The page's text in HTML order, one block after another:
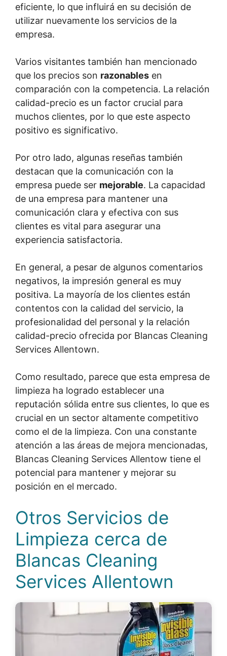
eficiente, lo que influirá en su decisión de
utilizar nuevamente los servicios de la
empresa.
Varios visitantes también han mencionado
que los precios son razonables en
comparación con la competencia. La relación
calidad-precio es un factor crucial para
muchos clientes, por lo que este aspecto
positivo es significativo.
Por otro lado, algunas reseñas también
destacan que la comunicación con la
empresa puede ser mejorable. La capacidad
de una empresa para mantener una
comunicación clara y efectiva con sus
clientes es vital para asegurar una
experiencia satisfactoria.
En general, a pesar de algunos comentarios
negativos, la impresión general es muy
positiva. La mayoría de los clientes están
contentos con la calidad del servicio, la
profesionalidad del personal y la relación
calidad-precio ofrecida por Blancas Cleaning
Services Allentown.
Como resultado, parece que esta empresa de
limpieza ha logrado establecer una
reputación sólida entre sus clientes, lo que es
crucial en un sector altamente competitivo
como el de la limpieza. Con una constante
atención a las áreas de mejora mencionadas,
Blancas Cleaning Services Allentow tiene el
potencial para mantener y mejorar su
posición en el mercado.
Otros Servicios de
Limpieza cerca de
Blancas Cleaning
Services Allentown